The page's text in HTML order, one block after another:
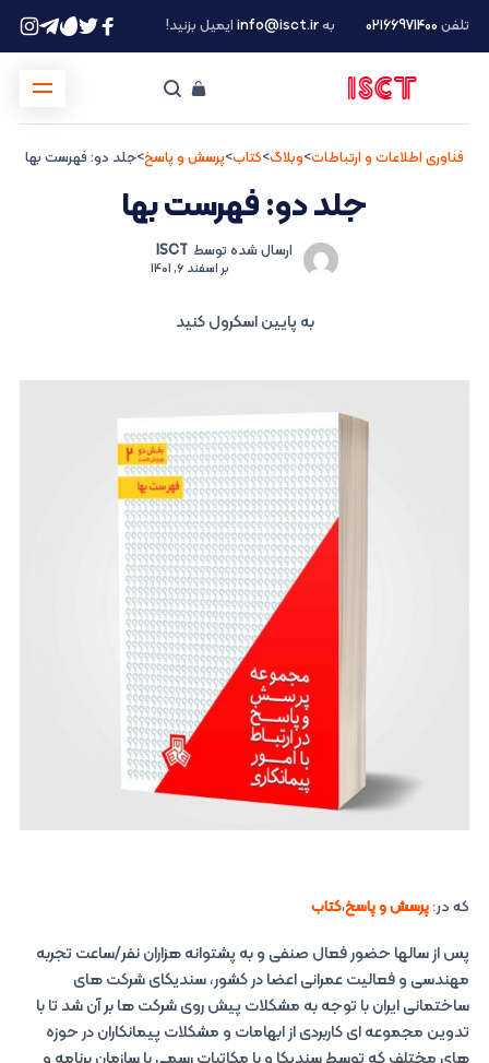
تلفن ۰۲۱66971400 بهinfo@isct.irایمیل بزنید!
فناوری اطلاعات و ارتباطات>وبلاگ>کتاب>پرسش و پاسخ>جلد دو: فهرست بها
جلد دو: فهرست بها
ارسال شده توسط ISCT
براسفند 6, 1401
به پایین اسکرول کنید
که در:پرسش و پاسخ،کتاب
پس از سالها حضور فعال صنفی و به پشتوانه هزاران نفر/ساعت تجربه
مهندسی و فعالیت عمرانی اعضا در کشور، سندیکای شرکت های
ساختمانی ایران با توجه به مشکلات پیش روی شرکت ها بر آن شد تا با
تدوین مجموعه ای کاربردی از ابهامات و مشکلات پیمانکاران در حوزه